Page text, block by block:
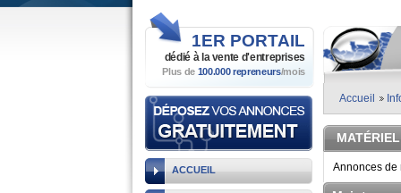
1ER PORTAIL
dédié à la vente d'entreprises
Plus de 100.000 repreneurs/mois
ACCUEIL
Accueil
Annonces de